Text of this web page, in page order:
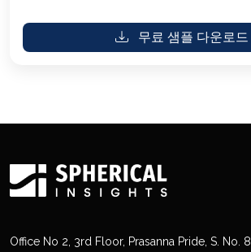
무료 샘플 다운로드
Office No 2, 3rd Floor, Prasanna Pride, S. No. 8,